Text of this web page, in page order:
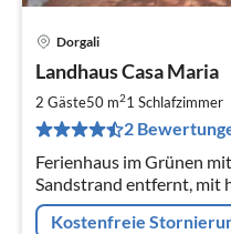
Dorgali
Landhaus Casa Maria
2 Gäste50 m21 Schlafzimmer
2
Ferienhaus im Grünen
Sandstrand entfernt, mit
großzügiger Terrasse.
Kostenfreie